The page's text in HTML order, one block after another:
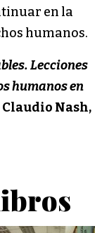
en la
humanos.
Lecciones
humanos en
Claudio Nash,